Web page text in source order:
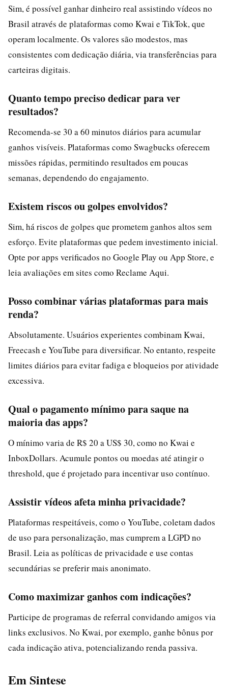
Sim, é possível ganhar dinheiro real assistindo vídeos no
Brasil através de plataformas como Kwai e TikTok, que
operam localmente. Os valores são modestos, mas
consistentes com dedicação diária, via transferências para
carteiras digitais.
Quanto tempo preciso dedicar para ver
resultados?
Recomenda-se 30 a 60 minutos diários para acumular
ganhos visíveis. Plataformas como Swagbucks oferecem
missões rápidas, permitindo resultados em poucas
semanas, dependendo do engajamento.
Existem riscos ou golpes envolvidos?
Sim, há riscos de golpes que prometem ganhos altos sem
esforço. Evite plataformas que pedem investimento inicial.
Opte por apps verificados no Google Play ou App Store, e
leia avaliações em sites como Reclame Aqui.
Posso combinar várias plataformas para mais
renda?
Absolutamente. Usuários experientes combinam Kwai,
Freecash e YouTube para diversificar. No entanto, respeite
limites diários para evitar fadiga e bloqueios por atividade
excessiva.
Qual o pagamento mínimo para saque na
maioria das apps?
O mínimo varia de R$ 20 a US$ 30, como no Kwai e
InboxDollars. Acumule pontos ou moedas até atingir o
threshold, que é projetado para incentivar uso contínuo.
Assistir vídeos afeta minha privacidade?
Plataformas respeitáveis, como o YouTube, coletam dados
de uso para personalização, mas cumprem a LGPD no
Brasil. Leia as políticas de privacidade e use contas
secundárias se preferir mais anonimato.
Como maximizar ganhos com indicações?
Participe de programas de referral convidando amigos via
links exclusivos. No Kwai, por exemplo, ganhe bônus por
cada indicação ativa, potencializando renda passiva.
Em Sintese